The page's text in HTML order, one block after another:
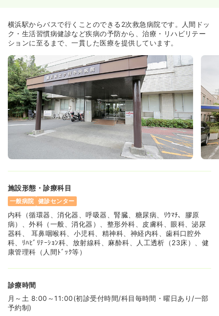
給与 31.0万円〜/月 賞与2回
※経験19年の例
土日祝休み
年間休日128日 オンコールあり
ブランク可
月給31万円以上可
気になる 詳細を見る
日勤のみ（パート） 一時募集休止
1,810
円〜
時間 8:30～17:15（休憩60分）
気になる
透析 正看護師 一般病院
日勤のみ（常勤）
給与 26.8〜35.0万円/月 賞与2回
時間 8:30～17:15
日曜休み
年間休日128日 4週8休以上
担当業務未経験可
月給35万円以上可
横浜駅からバスで行くことのできる2次救急病院です。人間ドッ
ク・生活習慣病健診など疾病の予防から、治療・リハビリテー
ションに至るまで、一貫した医療を提供しています。
施設形態・診療科目
一般病院 健診センター
内科（循環器、消化器、呼吸器、腎臓、糖尿病、ﾘｳﾏﾁ、膠原
病）、外科（一般、消化器）、整形外科、皮膚科、眼科、泌尿
器科、 耳鼻咽喉科、小児科、精神科、神経内科、歯科口腔外
科、ﾘﾊﾋﾞﾘﾃｰｼｮﾝ科、放射線科、麻酔科、人工透析（23床）、健
康管理科（人間ﾄﾞｯｸ等）
診療時間
月～土 8:00～11:00(初診受付時間/科目毎時間・曜日あり/一部
予約制)